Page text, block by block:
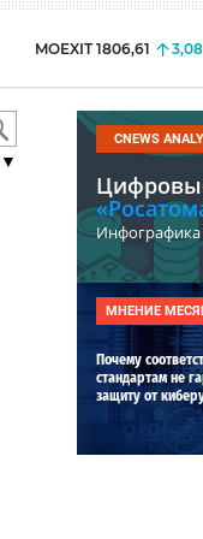
MOEXIT 1806,61 3,08
▼
CNEWS
Инфографика
МНЕНИЕ
Почему
стандартам не
защиту от